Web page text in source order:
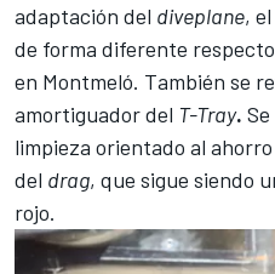
adaptación del diveplane,
de forma diferente
en Montmeló. También se
amortiguador del T-Tray.
limpieza orientado al
del drag, que sigue siendo
rojo.